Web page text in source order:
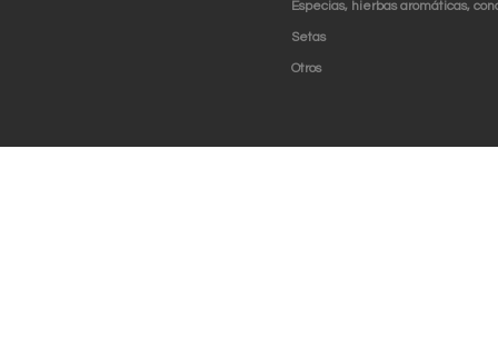
Especias, hierbas aromáticas,
Setas
Otros